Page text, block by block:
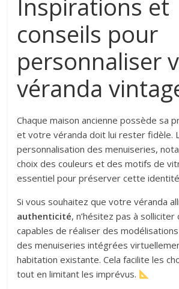
Inspirations et
conseils pour
personnaliser
véranda
Chaque maison ancienne possède sa
et votre véranda doit lui rester fidèle.
personnalisation des menuiseries,
choix des couleurs et des motifs de
essentiel pour préserver cette identité
Si vous souhaitez que votre véranda
authenticité, n’hésitez pas à
capables de réaliser des
des menuiseries intégrées
habitation existante. Cela facilite les
tout en limitant les imprévus.